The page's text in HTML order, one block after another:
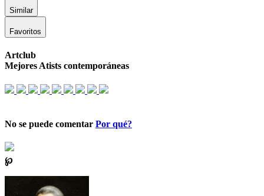
Similar
Favoritos
Artclub
Mejores Atists contemporáneas
No se puede comentar Por qué?
℘